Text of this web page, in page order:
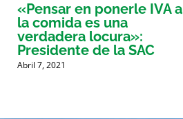
«Pensar en ponerle IVA a
la comida es una
verdadera locura»:
Presidente de la SAC
Abril 7, 2021